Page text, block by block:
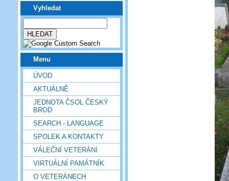
Vyhledat
Menu
ÚVOD
AKTUÁLNĚ
JEDNOTA ČSOL ČESKÝ
BROD
SEARCH - LANGUAGE
SPOLEK A KONTAKTY
VÁLEČNÍ VETERÁNI
VIRTUÁLNÍ PAMÁTNÍK
O VETERÁNECH